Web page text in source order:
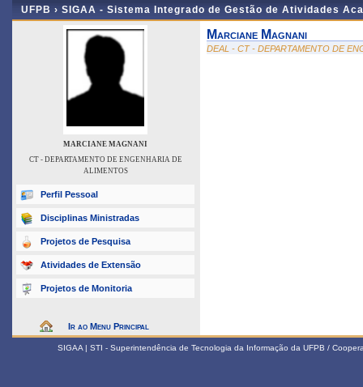
UFPB › SIGAA - Sistema Integrado de Gestão de Atividades
MARCIANE MAGNANI
CT - DEPARTAMENTO DE ENGENHARIA DE
ALIMENTOS
Perfil Pessoal
Disciplinas Ministradas
Projetos de Pesquisa
Atividades de Extensão
Projetos de Monitoria
Ir ao Menu Principal
Marciane Magnani
DEAL - CT - DEPARTAMENTO DE
SIGAA | STI - Superintendência de Tecnologia da Informação da UFPB /